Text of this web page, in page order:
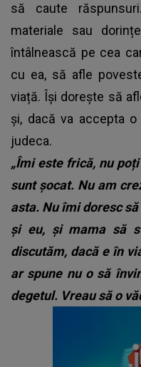
să caute
materiale sau
întâlnească pe cea
cu ea, să afle
viață. Își dorește să
și, dacă va accepta
judeca.
„Îmi este frică, nu
sunt șocat. Nu am
asta. Nu îmi doresc
și eu, și mama să
discutăm, dacă e în
ar spune nu o să
degetul. Vreau să o